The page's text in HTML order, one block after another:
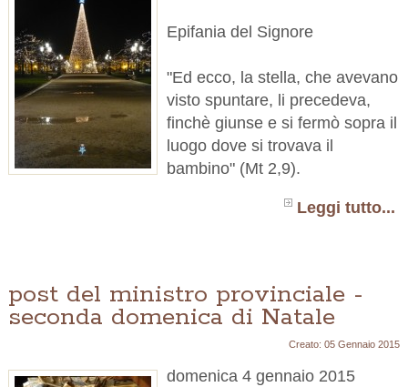
Epifania del Signore
"Ed ecco, la stella, che avevano
visto spuntare, li precedeva,
finchè giunse e si fermò sopra il
luogo dove si trovava il
bambino" (Mt 2,9).
Leggi tutto...
post del ministro provinciale -
seconda domenica di Natale
Creato: 05 Gennaio 2015
domenica 4 gennaio 2015